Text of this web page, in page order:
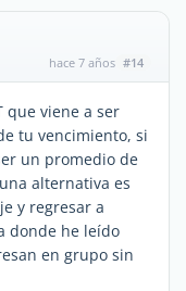
hace 7 años #14
que viene a ser
tu vencimiento, si
un promedio de
alternativa es
y regresar a
donde he leído
en grupo sin